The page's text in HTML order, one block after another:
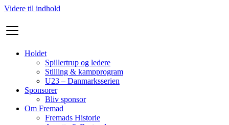
Videre til indhold
Holdet
Spillertrup og ledere
Stilling & kampprogram
U23 – Danmarksserien
Sponsorer
Bliv sponsor
Om Fremad
Fremads Historie